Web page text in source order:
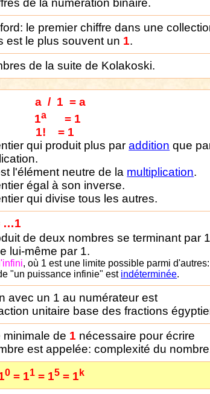
de la numération binaire.
le premier chiffre dans une
est le plus souvent un 1.
de la suite de Kolakoski.
a / 1 = a
1a
= 1
1!
= 1
qui produit plus paraddition que
l'élément neutre de la multiplication.
égal à son inverse.
qui divise tous les autres.
…1
de deux nombres se terminant par
lui-même par 1.
, où 1 est une limite possible parmi
"un puissance infinie" est indéterminée.
avec un 1 au numérateur est
unitaire base des fractions
minimale de 1 nécessaire pour écrire
est appelée: complexité du
0 = 11 = 15 = 1 k